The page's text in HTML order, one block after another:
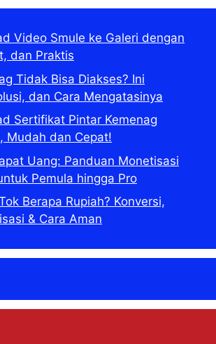
Video Smule ke Galeri dengan
dan Praktis
Tidak Bisa Diakses? Ini
dan Cara Mengatasinya
Sertifikat Pintar Kemenag
Mudah dan Cepat!
Uang: Panduan Monetisasi
Pemula hingga Pro
Berapa Rupiah? Konversi,
& Cara Aman